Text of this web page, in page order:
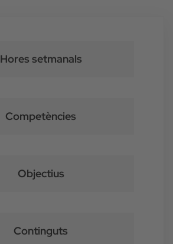
Hores setmanals
Competències
Objectius
Continguts